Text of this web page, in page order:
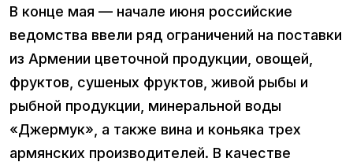
В конце мая — начале июня российские
ведомства ввели ряд ограничений на поставки
из Армении цветочной продукции, овощей,
фруктов, сушеных фруктов, живой рыбы и
рыбной продукции, минеральной воды
«Джермук», а также вина и коньяка трех
армянских производителей. В качестве